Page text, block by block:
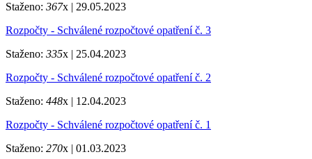
Staženo: 367x | 29.05.2023
Rozpočty - Schválené rozpočtové opatření č. 3
Staženo: 335x | 25.04.2023
Rozpočty - Schválené rozpočtové opatření č. 2
Staženo: 448x | 12.04.2023
Rozpočty - Schválené rozpočtové opatření č. 1
Staženo: 270x | 01.03.2023